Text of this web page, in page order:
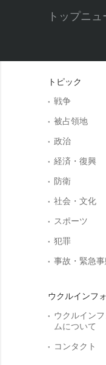
トップニュ
トピック
戦争
被占領地
政治
経済・復興
防衛
社会・文化
スポーツ
犯罪
事故・緊急
ウクルインフ
ウクルイン
ムについて
コンタクト